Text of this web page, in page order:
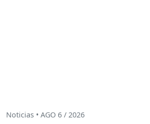
Noticias • AGO 6 / 2026